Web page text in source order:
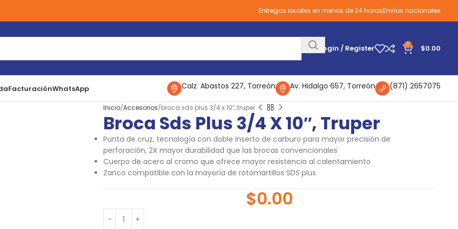
Entregas locales en menos de 24 horasEnvíos nacionales
Login / Register 0 $0.00
FacturaciónWhatsApp Calz. Abastos 227, Torreón Av. Hidalgo 657, Torreón (871) 2657075
Inicio Accesorios broca sds plus 3/4 x 10″, truper
Broca Sds Plus 3/4 X 10″, Truper
Punta de cruz, tecnología con doble inserto de carburo para mayor precisión de
perforación, 2X mayor durabilidad que las brocas convencionales
Cuerpo de acero al cromo que ofrece mayor resistencia al calentamiento
Zanco compatible con la mayoría de rotomartillos SDS plus
$0.00